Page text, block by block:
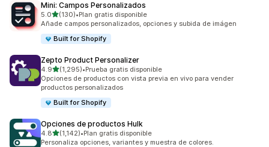
Mini: Campos Personalizados
5.0de 5 estrellas
(130)
130 reseñas en total
•Plan gratis disponible
Añade campos personalizados, opciones y subida de imágen
Built for Shopify
Zepto Product Personalizer
4.9de 5 estrellas
(1,295)
1295 reseñas en total
•Prueba gratis disponible
Opciones de productos con vista previa en vivo para vender
productos personalizados
Built for Shopify
Opciones de productos Hulk
4.8de 5 estrellas
(1,142)
1142 reseñas en total
•Plan gratis disponible
Personaliza opciones, variantes y muestra de colores.